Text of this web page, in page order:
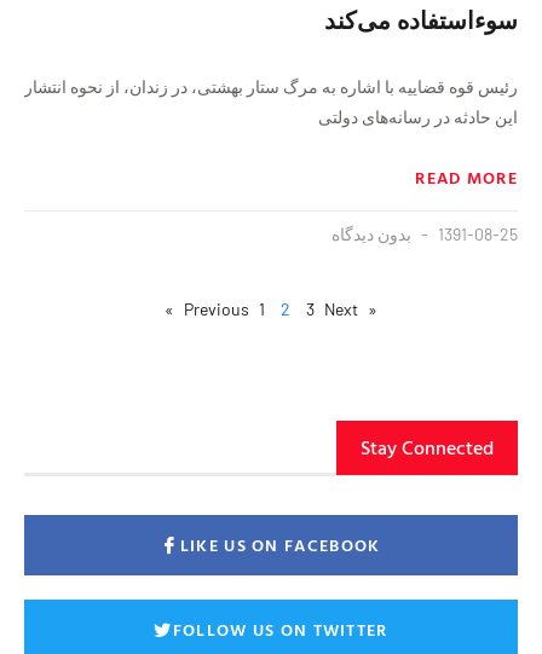
سوءاستفاده می‌کند
رئیس قوه‌ قضاییه با اشاره به مرگ ستار بهشتی، در زندان، از نحوه انتشار
این حادثه در رسانه‌های دولتی
READ MORE
1391-08-25 بدون دیدگاه
« Previous
1 2 3 Next »
Stay Connected
LIKE US ON FACEBOOK
FOLLOW US ON TWITTER